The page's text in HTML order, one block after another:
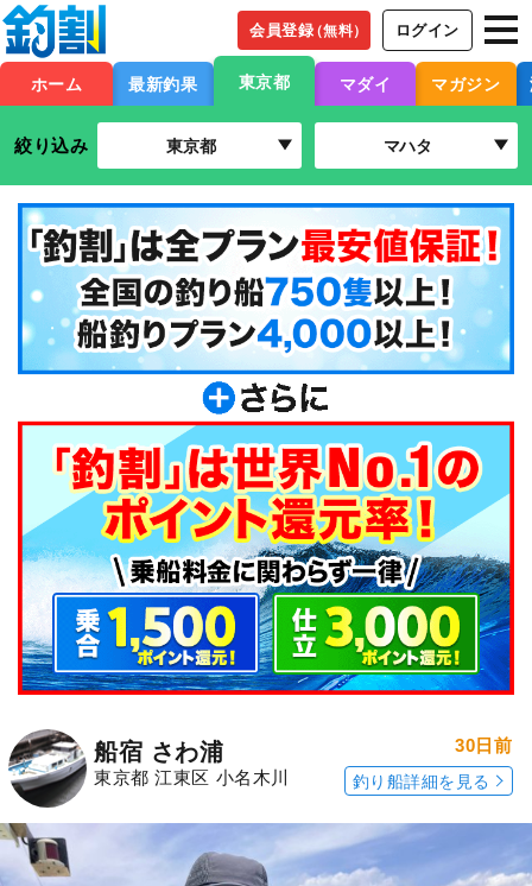
会員登録（無料） ログイン
ホーム 最新釣果 東京都 マダイ マガジン
絞り込み 東京都 マハタ
船宿 さわ浦
東京都 江東区 小名木川
30日前
釣り船詳細を見る